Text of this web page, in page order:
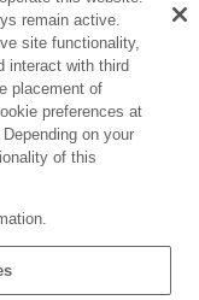
画）
分解シャッタ
イミング表示（静止
remain active.
site functionality,
interact with third
placement of
preferences at
on your
of this